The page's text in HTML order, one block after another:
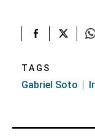
TAGS
Gabriel Soto